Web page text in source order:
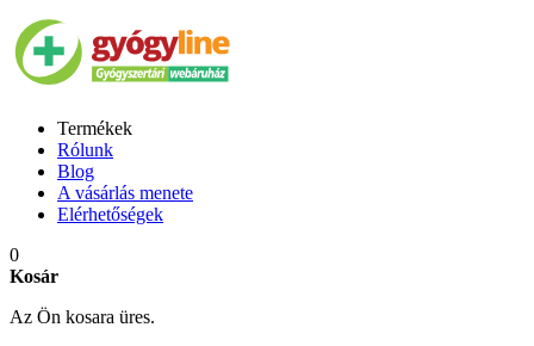
Termékek
Rólunk
Blog
A vásárlás menete
Elérhetőségek
0
Kosár
Az Ön kosara üres.